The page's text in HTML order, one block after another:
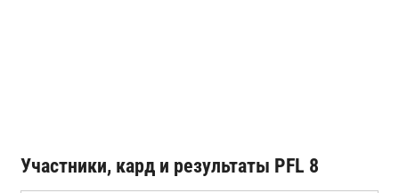
Участники, кард и результаты PFL 8